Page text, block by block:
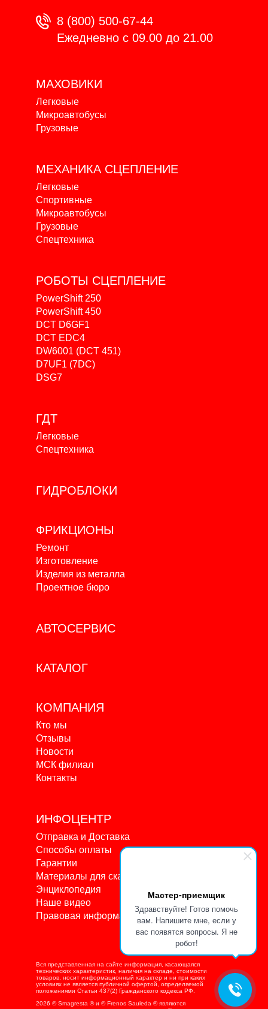
Мастер-приемщик
Здравствуйте! Готов помочь
вам. Напишите мне, если у
вас появятся вопросы. Я не
робот!
8 (800) 500-67-44
Ежедневно с 09.00 до 21.00
МАХОВИКИ
Легковые
Микроавтобусы
Грузовые
МЕХАНИКА СЦЕПЛЕНИЕ
Легковые
Спортивные
Микроавтобусы
Грузовые
Спецтехника
РОБОТЫ СЦЕПЛЕНИЕ
PowerShift 250
PowerShift 450
DCT D6GF1
DCT EDC4
DW6001 (DCT 451)
D7UF1 (7DC)
DSG7
ГДТ
Легковые
Спецтехника
ГИДРОБЛОКИ
ФРИКЦИОНЫ
Ремонт
Изготовление
Изделия из металла
Проектное бюро
АВТОСЕРВИС
КАТАЛОГ
КОМПАНИЯ
Кто мы
Отзывы
Новости
МСК филиал
Контакты
ИНФОЦЕНТР
Отправка и Доставка
Способы оплаты
Гарантии
Материалы для скачивания
Энциклопедия
Наше видео
Правовая информация
Вся представленная на сайте информация, касающаяся
технических характеристик, наличия на складе, стоимости
товаров, носит информационный характер и ни при каких
условиях не является публичной офертой, определяемой
положениями Статьи 437(2) Гражданского кодекса РФ.
2026 © Smagresta ® и © Frenos Sauleda ® являются